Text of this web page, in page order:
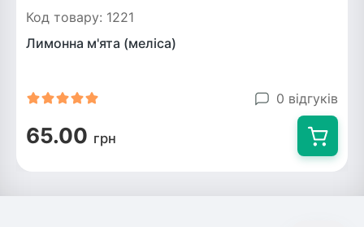
Код товару: 1221
Лимонна м'ята (меліса)
0 відгуків
65.00 грн